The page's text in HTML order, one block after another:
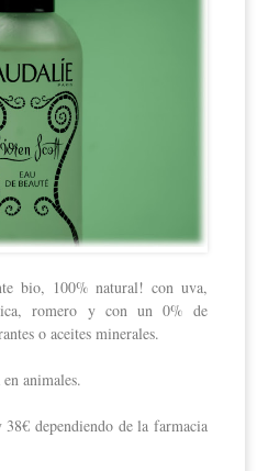
bio, 100% natural! con uva,
romero y con un 0% de
o aceites minerales.
animales.
dependiendo de la farmacia